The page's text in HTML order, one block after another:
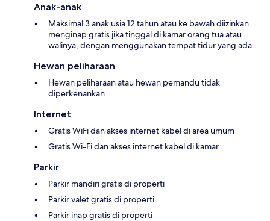
Anak-anak
Maksimal 3 anak usia 12 tahun atau ke bawah diizinkan
menginap gratis jika tinggal di kamar orang tua atau
walinya, dengan menggunakan tempat tidur yang ada
Hewan peliharaan
Hewan peliharaan atau hewan pemandu tidak
diperkenankan
Internet
Gratis WiFi dan akses internet kabel di area umum
Gratis Wi-Fi dan akses internet kabel di kamar
Parkir
Parkir mandiri gratis di properti
Parkir valet gratis di properti
Parkir inap gratis di properti